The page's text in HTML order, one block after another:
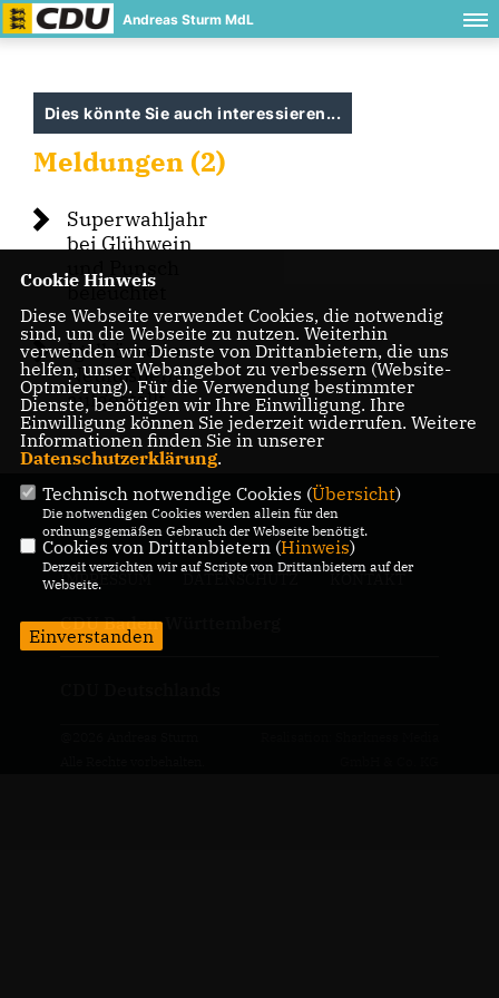
Andreas Sturm MdL
Dies könnte Sie auch interessieren...
Meldungen (2)
Superwahljahr
bei Glühwein
und Punsch
beleuchtet
Igelkörbe in
Neulußheim
aufgestellt
IMPRESSUM DATENSCHUTZ
CDU Baden-Württemberg
Cookie Hinweis
Diese Webseite verwendet Cookies, die notwendig
sind, um die Webseite zu nutzen. Weiterhin
verwenden wir Dienste von Drittanbietern, die uns
helfen, unser Webangebot zu verbessern (Website-
Optmierung). Für die Verwendung bestimmter
Dienste, benötigen wir Ihre Einwilligung. Ihre
Einwilligung können Sie jederzeit widerrufen. Weitere
Informationen finden Sie in unserer
Datenschutzerklärung.
Technisch notwendige Cookies (Übersicht)
Die notwendigen Cookies werden allein für den
ordnungsgemäßen Gebrauch der Webseite benötigt.
Cookies von Drittanbietern (Hinweis)
Derzeit verzichten wir auf Scripte von Drittanbietern auf der
Webseite.
Einverstanden